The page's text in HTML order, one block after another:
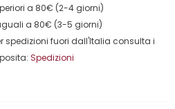
a 80€ (2-4 giorni)
a 80€ (3-5 giorni)
spedizioni fuori dall'Italia consulta i
Spedizioni